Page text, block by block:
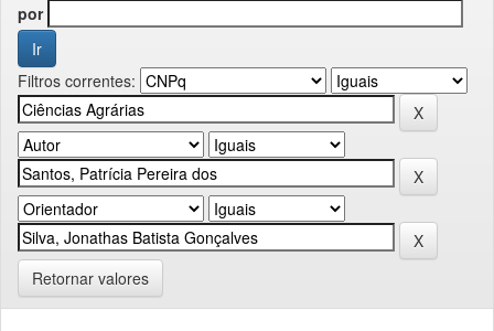
por
Filtros correntes:
Retornar valores